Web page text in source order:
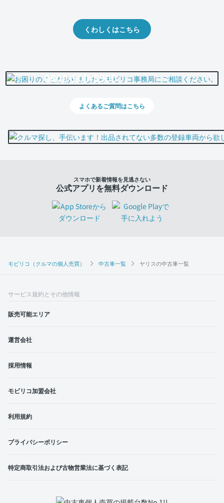
モビリコ（クルマの個人売買） 中古車一覧 ヤリスの中古車一覧
くわしくはこちら
0800-500-5500
よくあるご質問はこちら
スマホで新着情報を見逃さない
公式アプリを無料ダウンロード
サービス規約とその他情報
販売可能エリア
運営会社
採用情報
モビリコ加盟会社
利用規約
プライバシーポリシー
特定商取引法および古物営業法に基づく表記